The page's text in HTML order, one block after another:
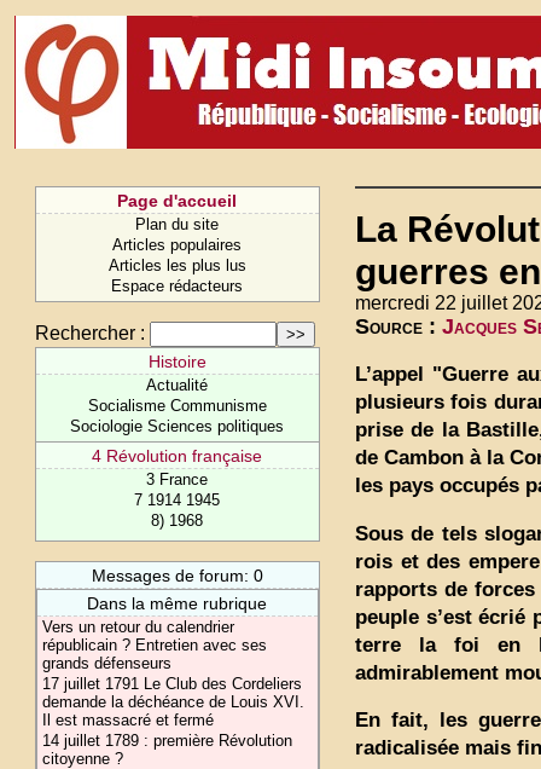
Page d'accueil
Plan du site
Articles populaires
Articles les plus lus
Espace rédacteurs
Rechercher :
Histoire
Actualité
Socialisme Communisme
Sociologie Sciences politiques
4 Révolution française
3 France
7 1914 1945
8) 1968
Messages de forum: 0
Dans la même rubrique
Vers un retour du calendrier
républicain ? Entretien avec ses
grands défenseurs
17 juillet 1791 Le Club des Cordeliers
demande la déchéance de Louis XVI.
Il est massacré et fermé
14 juillet 1789 : première Révolution
citoyenne ?
La
guerres
mercredi 22 juillet
Source : Jacques
L’appel "Guerre
plusieurs fois
prise de la
de Cambon à la
les pays occupés
Sous de tels
rois et des
rapports de forces
peuple s’est
terre la foi en
admirablement
En fait, les
radicalisée mais